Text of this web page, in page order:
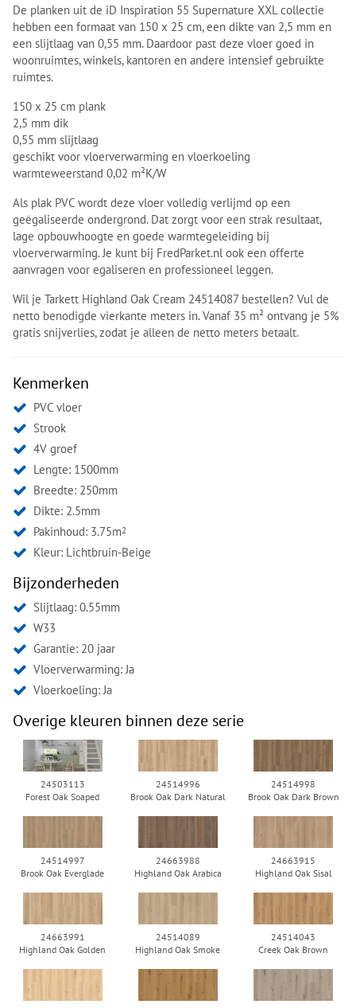
De planken uit de iD Inspiration 55 Supernature XXL collectie
hebben een formaat van 150 x 25 cm, een dikte van 2,5 mm en
een slijtlaag van 0,55 mm. Daardoor past deze vloer goed in
woonruimtes, winkels, kantoren en andere intensief gebruikte
ruimtes.
150 x 25 cm plank
2,5 mm dik
0,55 mm slijtlaag
geschikt voor vloerverwarming en vloerkoeling
warmteweerstand 0,02 m²K/W
Als plak PVC wordt deze vloer volledig verlijmd op een
geëgaliseerde ondergrond. Dat zorgt voor een strak resultaat,
lage opbouwhoogte en goede warmtegeleiding bij
vloerverwarming. Je kunt bij FredParket.nl ook een offerte
aanvragen voor egaliseren en professioneel leggen.
Wil je Tarkett Highland Oak Cream 24514087 bestellen? Vul de
netto benodigde vierkante meters in. Vanaf 35 m² ontvang je 5%
gratis snijverlies, zodat je alleen de netto meters betaalt.
Kenmerken
PVC vloer
Strook
4V groef
Lengte: 1500mm
Breedte: 250mm
Dikte: 2.5mm
Pakinhoud: 3.75m2
Kleur: Lichtbruin-Beige
Bijzonderheden
Slijtlaag: 0.55mm
W33
Garantie: 20 jaar
Vloerverwarming: Ja
Vloerkoeling: Ja
Overige kleuren binnen deze serie
24503113
Forest Oak Soaped
24514996
Brook Oak Dark Natural
24514998
Brook Oak Dark Brown
24514997
Brook Oak Everglade
24663988
Highland Oak Arabica
24663915
Highland Oak Sisal
24663991
Highland Oak Golden
24514089
Highland Oak Smoke
24514043
Creek Oak Brown